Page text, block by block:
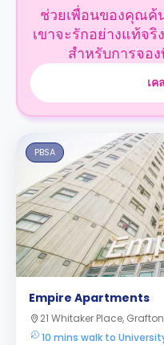
ช่วยเพื่อนของคุณค้
เขาจะรักอย่างแท้จ
สำหรับการจอ
เค
PBSA
Empire Apartments
21 Whitaker Place,
10 mins walk to